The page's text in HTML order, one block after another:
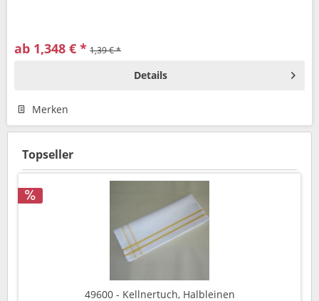
ab 1,348 € * 1,39 € *
Details
Merken
Topseller
49600 - Kellnertuch, Halbleinen